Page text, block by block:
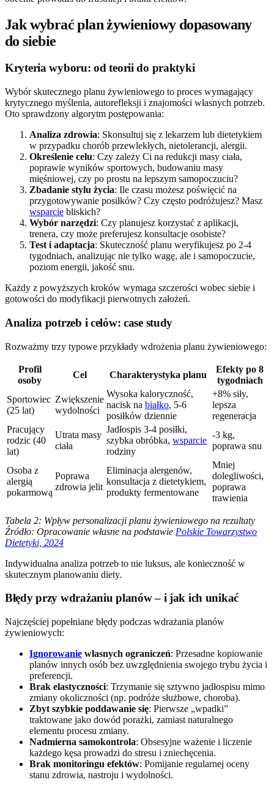
Jak wybrać plan żywieniowy dopasowany
do siebie
Kryteria wyboru: od teorii do praktyki
Wybór skutecznego planu żywieniowego to proces wymagający
krytycznego myślenia, autorefleksji i znajomości własnych potrzeb.
Oto sprawdzony algorytm postępowania:
Analiza zdrowia: Skonsultuj się z lekarzem lub dietetykiem
w przypadku chorób przewlekłych, nietolerancji, alergii.
Określenie celu: Czy zależy Ci na redukcji masy ciała,
poprawie wyników sportowych, budowaniu masy
mięśniowej, czy po prostu na lepszym samopoczuciu?
Zbadanie stylu życia: Ile czasu możesz poświęcić na
przygotowywanie posiłków? Czy często podróżujesz? Masz
wsparcie bliskich?
Wybór narzędzi: Czy planujesz korzystać z aplikacji,
trenera, czy może preferujesz konsultacje osobiste?
Test i adaptacja: Skuteczność planu weryfikujesz po 2-4
tygodniach, analizując nie tylko wagę, ale i samopoczucie,
poziom energii, jakość snu.
Każdy z powyższych kroków wymaga szczerości wobec siebie i
gotowości do modyfikacji pierwotnych założeń.
Analiza potrzeb i celów: case study
Rozważmy trzy typowe przykłady wdrożenia planu żywieniowego:
Profil
osoby
Cel Charakterystyka planu
Efekty po 8
tygodniach
Sportowiec
(25 lat)
Zwiększenie
wydolności
Wysoka kaloryczność,
nacisk na białko, 5-6
posiłków dziennie
+8% siły,
lepsza
regeneracja
Pracujący
rodzic (40
lat)
Utrata masy
ciała
Jadłospis 3-4 posiłki,
szybka obróbka, wsparcie
rodziny
-3 kg,
poprawa snu
Osoba z
alergią
pokarmową
Poprawa
zdrowia jelit
Eliminacja alergenów,
konsultacja z dietetykiem,
produkty fermentowane
Mniej
dolegliwości,
poprawa
trawienia
Tabela 2: Wpływ personalizacji planu żywieniowego na rezultaty
Źródło: Opracowanie własne na podstawie Polskie Towarzystwo
Dietetyki, 2024
Indywidualna analiza potrzeb to nie luksus, ale konieczność w
skutecznym planowaniu diety.
Błędy przy wdrażaniu planów – i jak ich unikać
Najczęściej popełniane błędy podczas wdrażania planów
żywieniowych:
Ignorowanie własnych ograniczeń: Przesadne kopiowanie
planów innych osób bez uwzględnienia swojego trybu życia i
preferencji.
Brak elastyczności: Trzymanie się sztywno jadłospisu mimo
zmiany okoliczności (np. podróże służbowe, choroba).
Zbyt szybkie poddawanie się: Pierwsze „wpadki”
traktowane jako dowód porażki, zamiast naturalnego
elementu procesu zmiany.
Nadmierna samokontrola: Obsesyjne ważenie i liczenie
każdego kęsa prowadzi do stresu i zniechęcenia.
Brak monitoringu efektów: Pomijanie regularnej oceny
stanu zdrowia, nastroju i wydolności.